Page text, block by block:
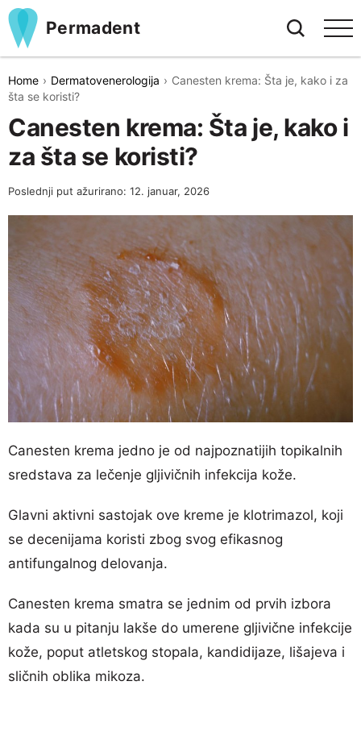
Permadent
Home Dermatovenerologija
Canesten krema: Šta je, kako i za
šta se koristi?
Canesten krema: Šta je, kako i
za šta se koristi?
Poslednji put ažurirano: 12. januar, 2026
Canesten krema jedno je od najpoznatijih topikalnih
sredstava za lečenje gljivičnih infekcija kože.
Glavni aktivni sastojak ove kreme je klotrimazol, koji
se decenijama koristi zbog svog efikasnog
antifungalnog delovanja.
Canesten krema smatra se jednim od prvih izbora
kada su u pitanju lakše do umerene gljivične infekcije
kože, poput atletskog stopala, kandidijaze, lišajeva i
sličnih oblika mikoza.